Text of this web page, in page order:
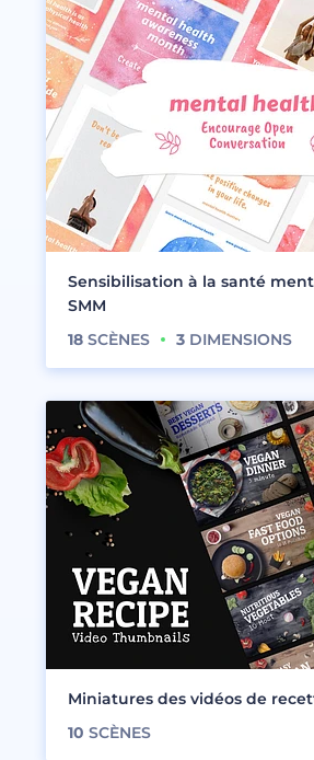
Sensibilisation à la santé
SMM
18 SCÈNES 3 DIMENSIONS
Miniatures des vidéos de
10 SCÈNES